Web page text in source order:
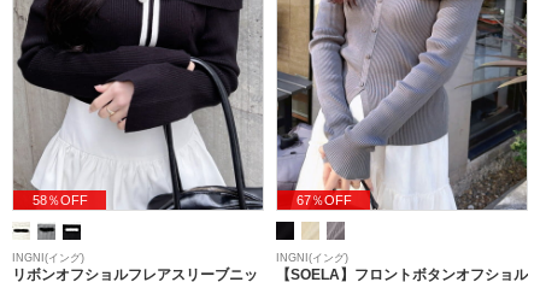
58％OFF
INGNI(イング)
リボンオフショルフレアスリーブニッ
67％OFF
INGNI(イング)
【SOELA】フロントボタンオフショル